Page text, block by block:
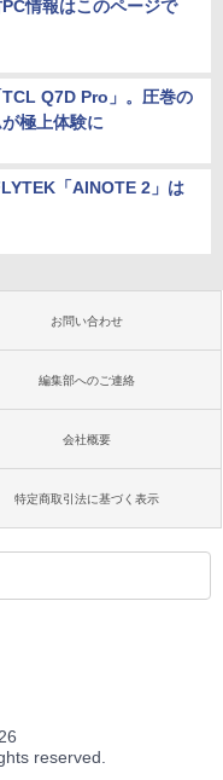
情報はこのページで
Q7D Pro」。圧巻の
極上体験に
「AINOTE 2」は
お問い合わせ
編集部へのご連絡
会社概要
特定商取引法に基づく表示
reserved.